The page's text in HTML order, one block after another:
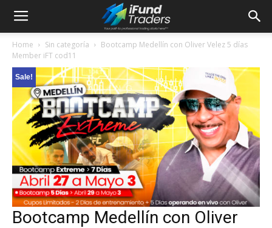
Home Sin categoría
Bootcamp Medellín con Oliver Velez 5 días
Member iFT cod11
Sale!
Bootcamp Medellín con Oliver